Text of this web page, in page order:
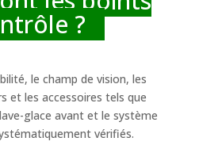
?
le champ de vision, les
et les accessoires tels que
glace avant et le système
vérifiés.